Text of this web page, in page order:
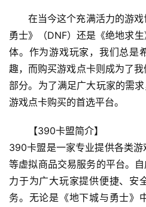
在当今这个充满活力的游
勇士》（DNF）还是《绝地求
体。作为游戏玩家，我们总是
趣，而购买游戏点卡则成为了
部分。为了满足广大玩家的需
游戏点卡购买的首选平台。
【390卡盟简介】
390卡盟是一家专业提供各类
等虚拟商品交易服务的平台。
力于为广大玩家提供便捷、安
务。无论是《地下城与勇士》